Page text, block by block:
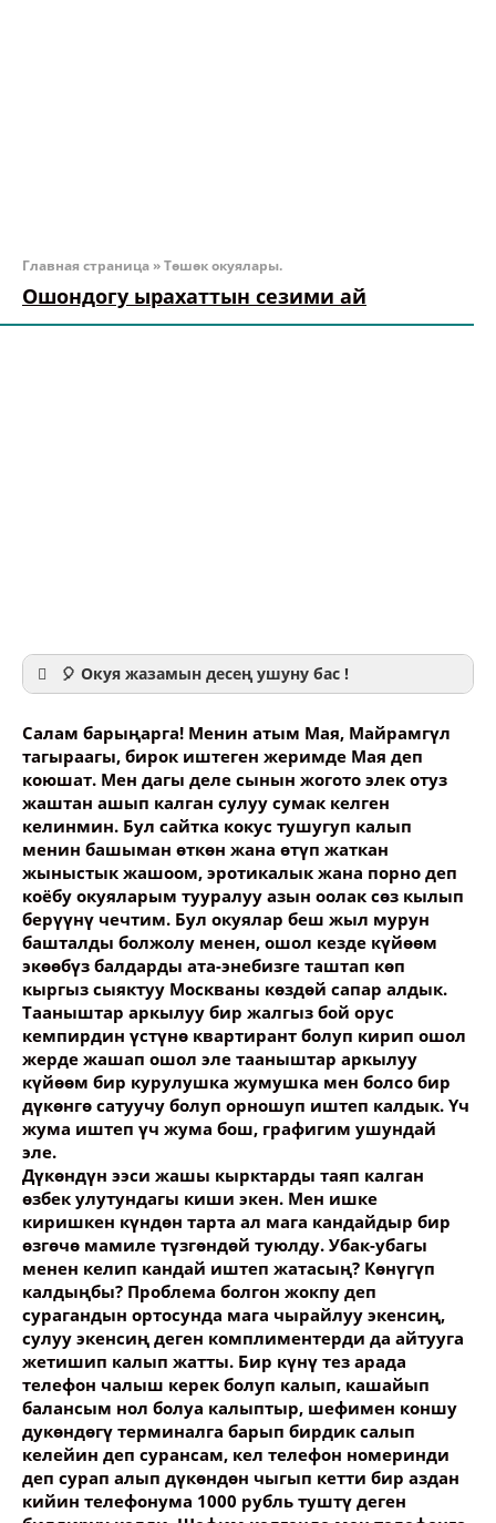
Главная страница »Төшөк окуялары.
Ошондогу ырахаттын сезими ай
🎈 Окуя жазамын десең ушуну бас !
Ваше имя
Название сообщения
Опубликовать контент
Салам барыңарга! Менин атым Мая, Майрамгүл
тагыраагы, бирок иштеген жеримде Мая деп
коюшат. Мен дагы деле сынын жогото элек отуз
жаштан ашып калган сулуу сумак келген
келинмин. Бул сайтка кокус тушугуп калып
менин башыман өткөн жана өтүп жаткан
жыныстык жашоом, эротикалык жана порно деп
коёбу окуяларым тууралуу азын оолак сөз кылып
берүүнү чечтим. Бул окуялар беш жыл мурун
башталды болжолу менен, ошол кезде күйөөм
экөөбүз балдарды ата-энебизге таштап көп
кыргыз сыяктуу Москваны көздөй сапар алдык.
Тааныштар аркылуу бир жалгыз бой орус
кемпирдин үстүнө квартирант болуп кирип ошол
жерде жашап ошол эле тааныштар аркылуу
күйөөм бир курулушка жумушка мен болсо бир
дүкөнгө сатуучу болуп орношуп иштеп калдык. Үч
жума иштеп үч жума бош, графигим ушундай
эле.
Дүкөндүн ээси жашы кырктарды таяп калган
өзбек улутундагы киши экен. Мен ишке
киришкен күндөн тарта ал мага кандайдыр бир
өзгөчө мамиле түзгөндөй туюлду. Убак-убагы
менен келип кандай иштеп жатасың? Көнүгүп
калдыңбы? Проблема болгон жокпу деп
сурагандын ортосунда мага чырайлуу экенсиң,
сулуу экенсиң деген комплиментерди да айтууга
жетишип калып жатты. Бир күнү тез арада
телефон чалыш керек болуп калып, кашайып
балансым нол болуа калыптыр, шефимен коншу
дукөндөгү терминалга барып бирдик салып
келейин деп сурансам, кел телефон номеринди
деп сурап алып дүкөндөн чыгып кетти бир аздан
кийин телефонума 1000 рубль туштү деген